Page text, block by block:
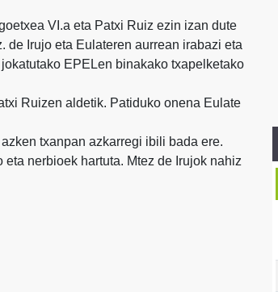
VI.a eta Patxi Ruiz ezin izan dute
de Irujo eta Eulateren aurrean irabazi eta
EPELen binakako txapelketako
Ruizen aldetik. Patiduko onena Eulate
txanpan azkarregi ibili bada ere.
nerbioek hartuta. Mtez de Irujok nahiz